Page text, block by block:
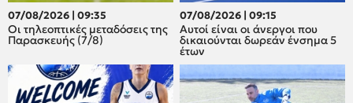
07/08/2026 | 09:35
Οι τηλεοπτικές μεταδόσεις της
Παρασκευής (7/8)
07/08/2026 | 09:15
Αυτοί είναι οι άνεργοι που
δικαιούνται δωρεάν ένσημα 5
έτων